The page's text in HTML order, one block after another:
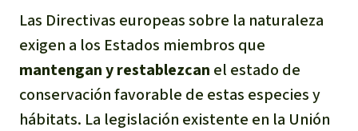
Las Directivas europeas sobre la naturaleza
exigen a los Estados miembros que
mantengan y restablezcan el estado de
conservación favorable de estas especies y
hábitats. La legislación existente en la Unión